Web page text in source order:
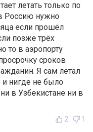
летать только по
Россию нужно
если прошёл
позже трёх
то в аэропорту
сроков
Я сам летал
и нигде не было
в Узбекистане ни в
2 1